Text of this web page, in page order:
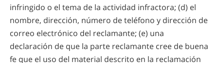
infringido o el tema de la actividad infractora; (d) el
nombre, dirección, número de teléfono y dirección de
correo electrónico del reclamante; (e) una
declaración de que la parte reclamante cree de buena
fe que el uso del material descrito en la reclamación